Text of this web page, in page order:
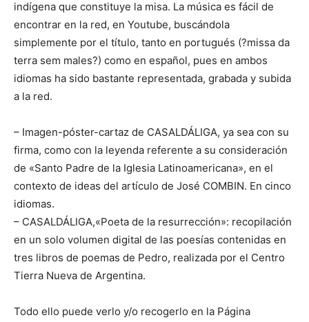
indígena que constituye la misa. La música es fácil de
encontrar en la red, en Youtube, buscándola
simplemente por el título, tanto en portugués (?missa da
terra sem males?) como en español, pues en ambos
idiomas ha sido bastante representada, grabada y subida
a la red.
– Imagen-póster-cartaz de CASALDÁLIGA, ya sea con su
firma, como con la leyenda referente a su consideración
de «Santo Padre de la Iglesia Latinoamericana», en el
contexto de ideas del artículo de José COMBIN. En cinco
idiomas.
– CASALDÁLIGA,«Poeta de la resurrección»: recopilación
en un solo volumen digital de las poesías contenidas en
tres libros de poemas de Pedro, realizada por el Centro
Tierra Nueva de Argentina.
Todo ello puede verlo y/o recogerlo en la Página